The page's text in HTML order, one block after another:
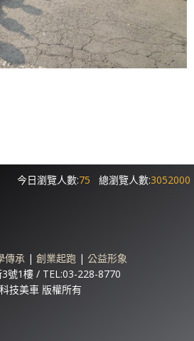
今日瀏覽人數:75 總瀏覽人數:3052000
傳承 | 創業起跑 | 公益形象
號1樓 / TEL:03-228-8770
技美車 版權所有